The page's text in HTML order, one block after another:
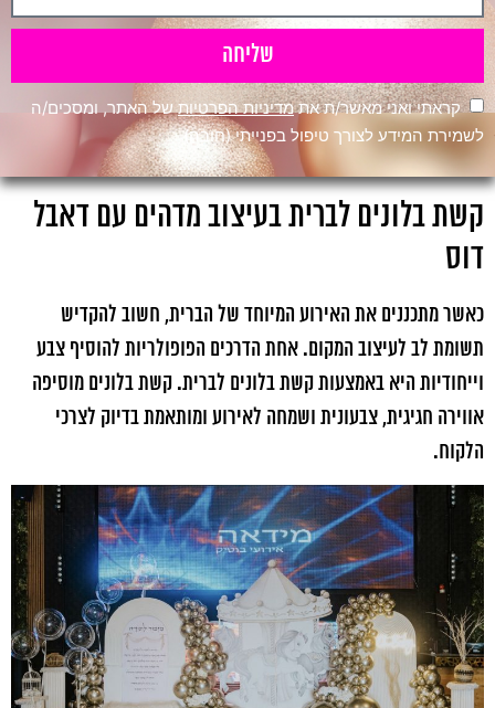
שליחה
קראתי ואני מאשר/ת אתמדיניות הפרטיותשל האתר, ומסכים/ה
לשמירת המידע לצורך טיפול בפנייתי (חובה)
קשת בלונים לברית בעיצוב מדהים עם דאבל
דוס
כאשר מתכננים את האירוע המיוחד של הברית, חשוב להקדיש
תשומת לב לעיצוב המקום. אחת הדרכים הפופולריות להוסיף צבע
וייחודיות היא באמצעות קשת בלונים לברית. קשת בלונים מוסיפה
אווירה חגיגית, צבעונית ושמחה לאירוע ומותאמת בדיוק לצרכי
הלקוח.